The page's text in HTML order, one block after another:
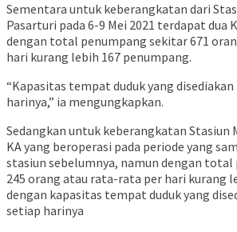
Sementara untuk keberangkatan dari
Pasarturi pada 6-9 Mei 2021 terdapat dua
dengan total penumpang sekitar 671
hari kurang lebih 167 penumpang.
“Kapasitas tempat duduk yang disediakan
harinya,” ia mengungkapkan.
Sedangkan untuk keberangkatan Stasiun
KA yang beroperasi pada periode yang
stasiun sebelumnya, namun dengan
245 orang atau rata-rata per hari kurang
dengan kapasitas tempat duduk yang
setiap harinya